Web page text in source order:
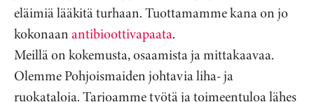
eläimiä lääkitä turhaan. Tuottamamme kana on jo
kokonaanantibioottivapaata.
Meillä on kokemusta, osaamista ja mittakaavaa.
Olemme Pohjoismaiden johtavia liha- ja
ruokataloja. Tarjoamme työtä ja toimeentuloa lähes